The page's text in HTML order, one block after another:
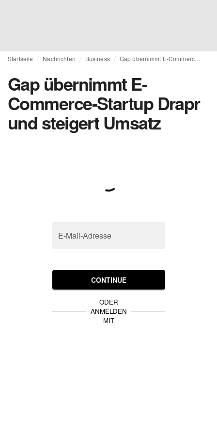
Startseite Nachrichten Business Gap übernimmt E-Commerce-Startup Drapr und steigert Umsatz
Gap übernimmt E-
Commerce-Startup Drapr
und steigert Umsatz
E-Mail-Adresse
CONTINUE
ODER
ANMELDEN
MIT